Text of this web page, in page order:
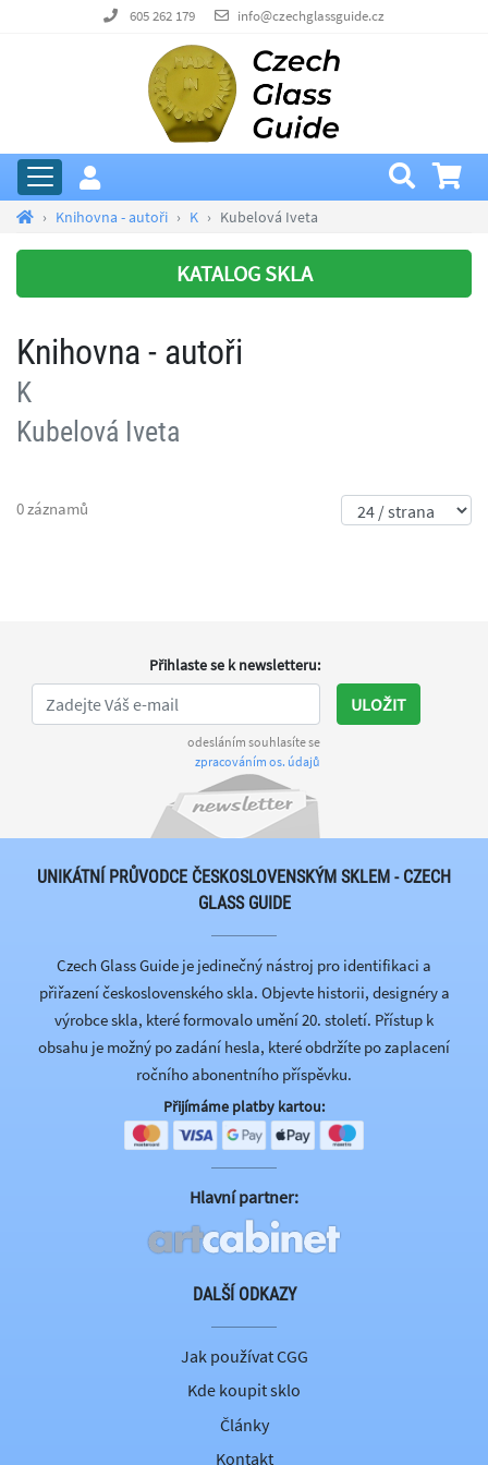
605 262 179 info@czechglassguide.cz
Knihovna - autoři K Kubelová Iveta
KATALOG SKLA
Knihovna - autoři
K
Kubelová Iveta
0 záznamů
Přihlaste se k newsletteru:
odesláním souhlasíte se
zpracováním os. údajů
ULOŽIT
UNIKÁTNÍ PRŮVODCE ČESKOSLOVENSKÝM SKLEM - CZECH
GLASS GUIDE
Czech Glass Guide je jedinečný nástroj pro identifikaci a
přiřazení československého skla. Objevte historii, designéry a
výrobce skla, které formovalo umění 20. století. Přístup k
obsahu je možný po zadání hesla, které obdržíte po zaplacení
ročního abonentního příspěvku.
Přijímáme platby kartou:
Hlavní partner:
DALŠÍ ODKAZY
Jak používat CGG
Kde koupit sklo
Články
Kontakt